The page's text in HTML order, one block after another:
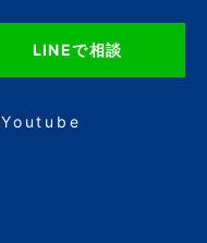
LINEで相談
Youtube